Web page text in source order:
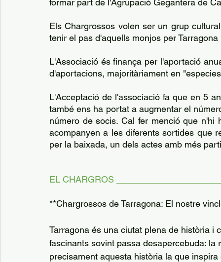
formar part de l'Agrupació Gegantera de
Els Chargrossos volen ser un grup
tenir el pas d'aquells monjos per
L'Associació és finança per l'aportació
d'aportacions, majoritàriament en
L'Acceptació de l'associació fa que en 5
també ens ha portat a augmentar el
número de socis. Cal fer menció que
acompanyen a les diferents sortides que
per la baixada, un dels actes amb més
EL CHARGROS
**Chargrossos de Tarragona: El nostre
Tarragona és una ciutat plena de història
fascinants sovint passa desapercebuda:
precisament aquesta història la que